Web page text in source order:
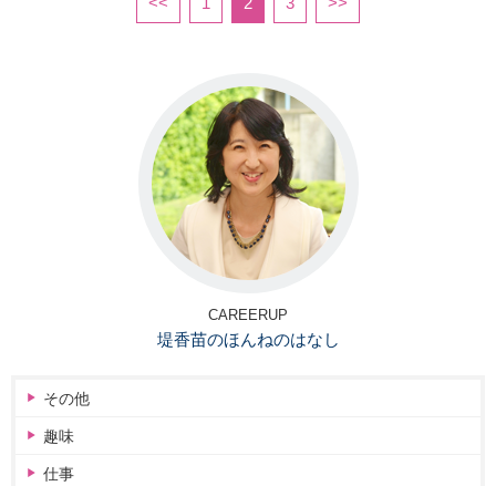
CAREERUP
堤香苗のほんねのはなし
その他
趣味
仕事